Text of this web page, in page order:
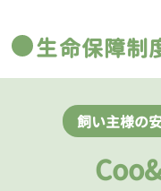
生命保障制
飼い主様の